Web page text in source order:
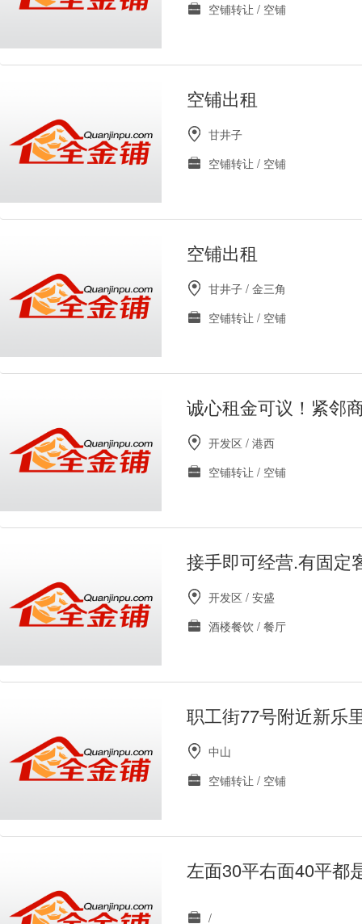
空铺转让 / 空铺
空铺出租
甘井子
空铺转让 / 空铺
空铺出租
甘井子 / 金三角
空铺转让 / 空铺
诚心租金可议！紧邻
开发区 / 港西
空铺转让 / 空铺
接手即可经营.有固定
开发区 / 安盛
酒楼餐饮 / 餐厅
职工街77号附近新乐
中山
空铺转让 / 空铺
左面30平右面40平都
/